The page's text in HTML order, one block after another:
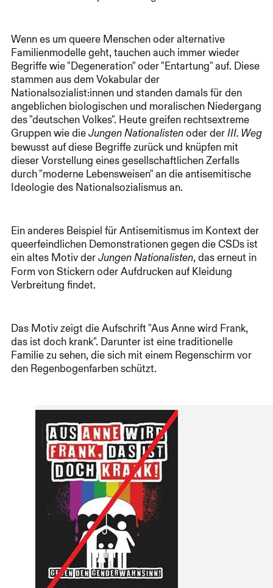
Wenn es um queere Menschen oder alternative
Familienmodelle geht, tauchen auch immer wieder
Begriffe wie "Degeneration" oder "Entartung" auf. Diese
stammen aus dem Vokabular der
Nationalsozialist:innen und standen damals für den
angeblichen biologischen und moralischen Niedergang
des "deutschen Volkes". Heute greifen rechtsextreme
Gruppen wie die Jungen Nationalisten oder der III. Weg
bewusst auf diese Begriffe zurück und knüpfen mit
dieser Vorstellung eines gesellschaftlichen Zerfalls
durch "moderne Lebensweisen" an die antisemitische
Ideologie des Nationalsozialismus an.
Ein anderes Beispiel für Antisemitismus im Kontext der
queerfeindlichen Demonstrationen gegen die CSDs ist
ein altes Motiv der Jungen Nationalisten, das erneut in
Form von Stickern oder Aufdrucken auf Kleidung
Verbreitung findet.
Das Motiv zeigt die Aufschrift "Aus Anne wird Frank,
das ist doch krank". Darunter ist eine traditionelle
Familie zu sehen, die sich mit einem Regenschirm vor
den Regenbogenfarben schützt.